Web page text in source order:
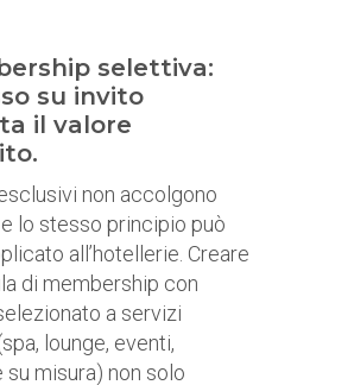
selettiva:
su invito
il valore
non accolgono
lo stesso principio può
all’hotellerie. Creare
di membership con
a servizi
lounge, eventi,
misura) non solo